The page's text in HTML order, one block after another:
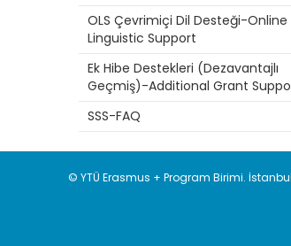
OLS Çevrimiçi Dil Desteği-Online
Linguistic Support
Ek Hibe Destekleri (Dezavantajlı
Geçmiş)-Additional Grant
SSS-FAQ
© YTÜ Erasmus + Program Birimi.